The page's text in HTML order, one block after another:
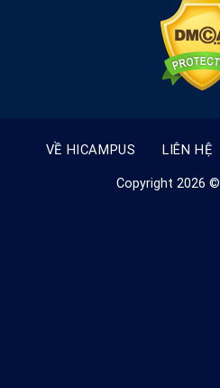
VỀ HICAMPUS LIÊN HỆ
Copyright 2026 ©